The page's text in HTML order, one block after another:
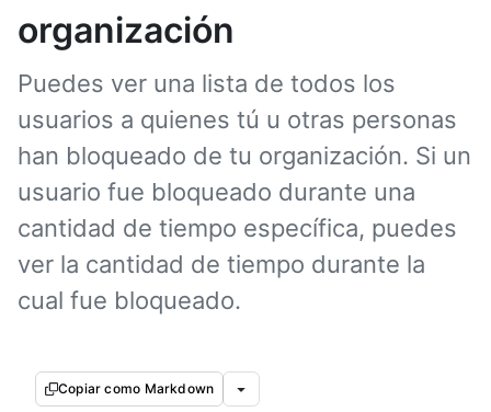
organización
Puedes ver una lista de todos los
usuarios a quienes tú u otras personas
han bloqueado de tu organización. Si un
usuario fue bloqueado durante una
cantidad de tiempo específica, puedes
ver la cantidad de tiempo durante la
cual fue bloqueado.
Copiar como Markdown